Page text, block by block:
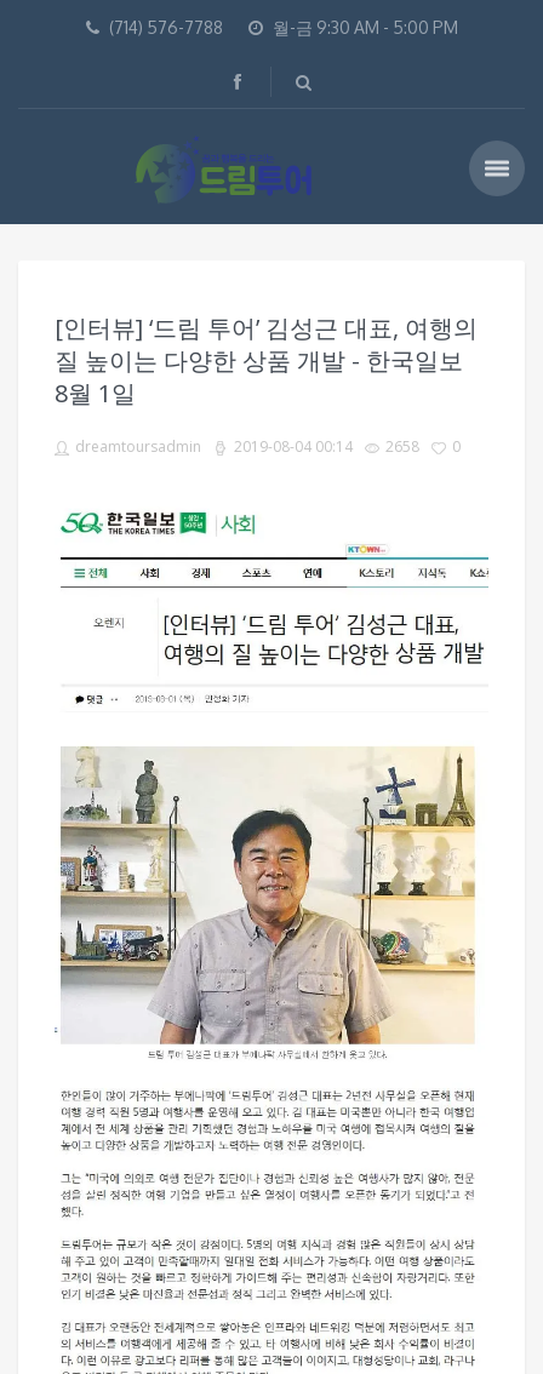
(714) 576-7788 월-금 9:30 AM - 5:00 PM
[인터뷰] ‘드림 투어’ 김성근 대표, 여행의
질 높이는 다양한 상품 개발 - 한국일보
8월 1일
dreamtoursadmin 2019-08-04 00:14 2658 0